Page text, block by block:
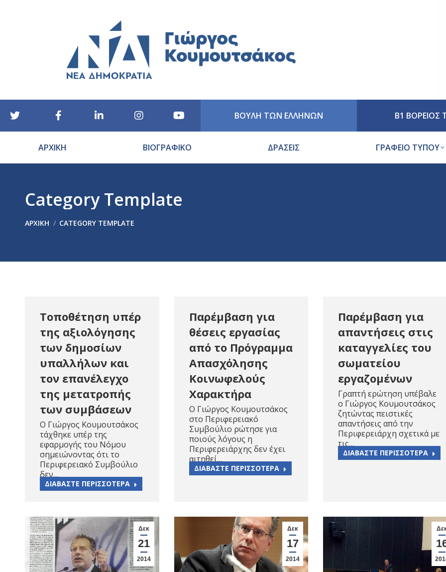
ΒΟΥΛΗ ΤΩΝ ΕΛΛΗΝΩΝ Β1 ΒΟΡΕΙΟΣ
ΑΡΧΙΚΗ ΒΙΟΓΡΑΦΙΚΟ ΔΡΑΣΕΙΣ ΓΡΑΦΕΙΟ ΤΥΠΟΥ
Category Template
ΑΡΧΙΚΉ CATEGORY TEMPLATE
Τοποθέτηση υπέρ
της αξιολόγησης
των δημοσίων
υπαλλήλων και
τον επανέλεγχο
της μετατροπής
των συμβάσεων
Ο Γιώργος Κουμουτσάκος
τάχθηκε υπέρ της
εφαρμογής του Νόμου
σημειώνοντας ότι το
Περιφερειακό Συμβούλιο
δεν…
ΔΙΑΒΑΣΤΕ ΠΕΡΙΣΣΟΤΕΡΑ
Παρέμβαση για
θέσεις εργασίας
από το Πρόγραμμα
Απασχόλησης
Κοινωφελούς
Χαρακτήρα
Ο Γιώργος Κουμουτσάκος
στο Περιφερειακό
Συμβούλιο ρώτησε για
ποιούς λόγους η
Περιφερειάρχης δεν έχει
αιτηθεί…
ΔΙΑΒΑΣΤΕ ΠΕΡΙΣΣΟΤΕΡΑ
Παρέμβαση για
απαντήσεις στις
καταγγελίες του
σωματείου
εργαζομένων
Γραπτή ερώτηση υπέβαλε
ο Γιώργος Κουμουτσάκος
ζητώντας πειστικές
απαντήσεις από την
Περιφερειάρχη σχετικά με
τις…
ΔΙΑΒΑΣΤΕ ΠΕΡΙΣΣΟΤΕΡΑ
Δεκ
21
2014
Δεκ
17
2014